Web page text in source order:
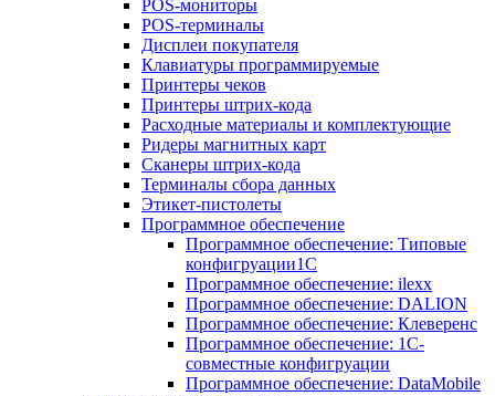
POS-мониторы
POS-терминалы
Дисплеи покупателя
Клавиатуры программируемые
Принтеры чеков
Принтеры штрих-кода
Расходные материалы и комплектующие
Ридеры магнитных карт
Сканеры штрих-кода
Терминалы сбора данных
Этикет-пистолеты
Программное обеспечение
Программное обеспечение: Типовые
конфигруации1С
Программное обеспечение: ilexx
Программное обеспечение: DALION
Программное обеспечение: Клеверенс
Программное обеспечение: 1С-
совместные конфигруации
Программное обеспечение: DataMobile